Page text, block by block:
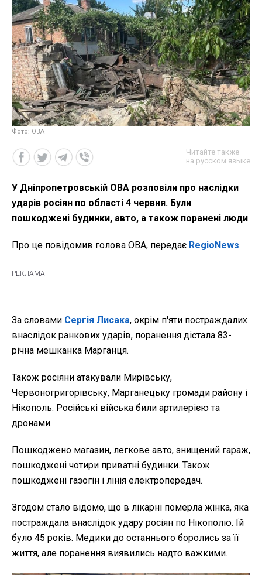
Фото: ОВА
Читайте также
на русском языке
У Дніпропетровській ОВА розповіли про наслідки
ударів росіян по області 4 червня. Були
пошкоджені будинки, авто, а також поранені люди
Про це повідомив голова ОВА, передає RegioNews.
За словами Сергія Лисака, окрім п'яти постраждалих
внаслідок ранкових ударів, поранення дістала 83-
річна мешканка Марганця.
Також росіяни атакували Мирівську,
Червоногригорівську, Марганецьку громади району і
Нікополь. Російські війська били артилерією та
дронами.
Пошкоджено магазин, легкове авто, знищений гараж,
пошкоджені чотири приватні будинки. Також
пошкоджені газогін і лінія електропередач.
Згодом стало відомо, що в лікарні померла жінка, яка
постраждала внаслідок удару росіян по Нікополю. Їй
було 45 років. Медики до останнього боролись за її
життя, але поранення виявились надто важкими.